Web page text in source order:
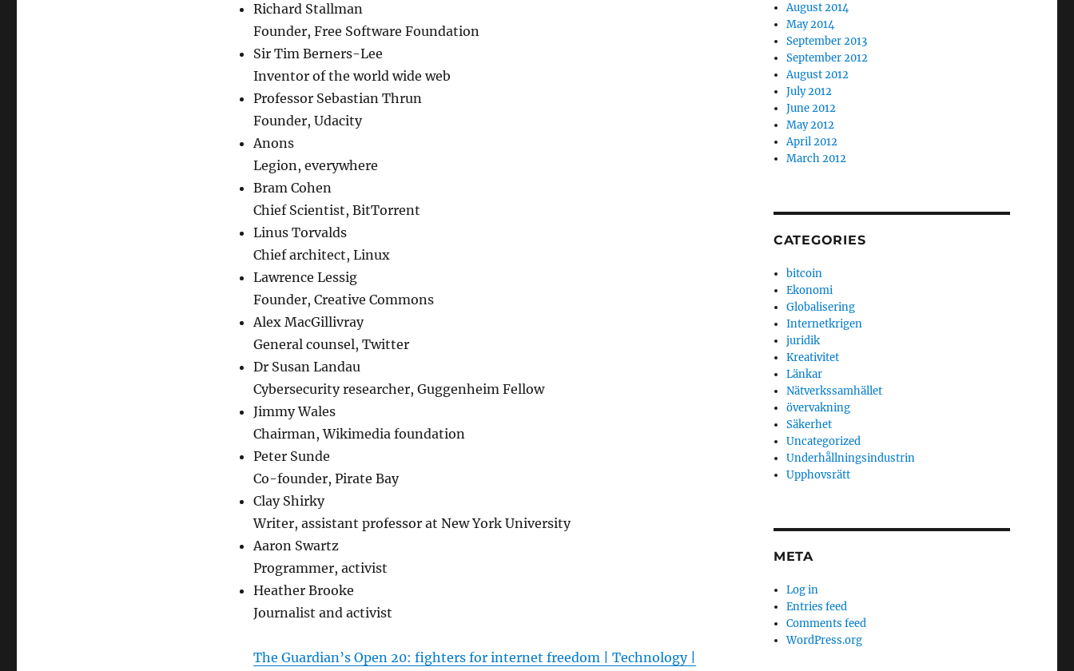
Richard Stallman
Founder, Free Software Foundation
Sir Tim Berners-Lee
Inventor of the world wide web
Professor Sebastian Thrun
Founder, Udacity
Anons
Legion, everywhere
Bram Cohen
Chief Scientist, BitTorrent
Linus Torvalds
Chief architect, Linux
Lawrence Lessig
Founder, Creative Commons
Alex MacGillivray
General counsel, Twitter
Dr Susan Landau
Cybersecurity researcher, Guggenheim Fellow
Jimmy Wales
Chairman, Wikimedia foundation
Peter Sunde
Co-founder, Pirate Bay
Clay Shirky
Writer, assistant professor at New York University
Aaron Swartz
Programmer, activist
Heather Brooke
Journalist and activist
The Guardian’s Open 20: fighters for internet freedom | Technology |
August 2014
May 2014
September 2013
September 2012
August 2012
July 2012
June 2012
May 2012
April 2012
March 2012
CATEGORIES
bitcoin
Ekonomi
Globalisering
Internetkrigen
juridik
Kreativitet
Länkar
Nätverkssamhället
övervakning
Säkerhet
Uncategorized
Underhållningsindustrin
Upphovsrätt
META
Log in
Entries feed
Comments feed
WordPress.org